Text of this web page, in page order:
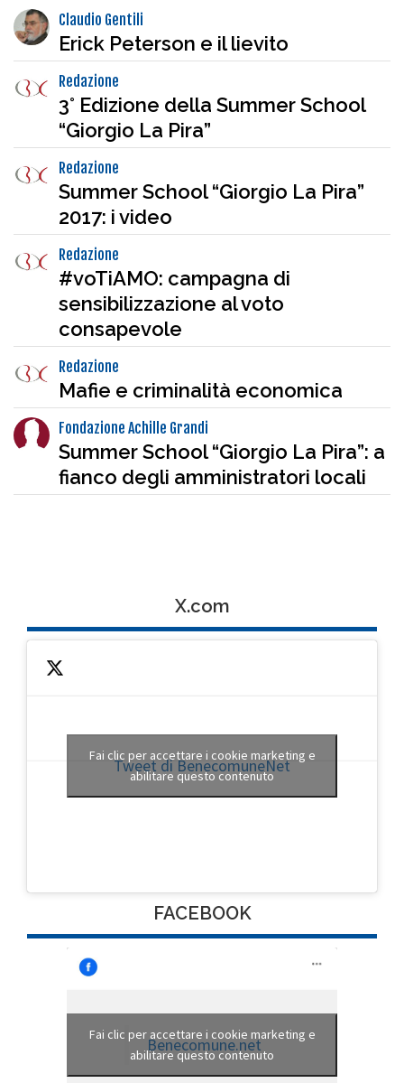
Claudio Gentili
Erick Peterson e il lievito
Redazione
3° Edizione della Summer School
“Giorgio La Pira”
Redazione
Summer School “Giorgio La Pira”
2017: i video
Redazione
#voTiAMO: campagna di
sensibilizzazione al voto
consapevole
Redazione
Mafie e criminalità economica
Fondazione Achille Grandi
Summer School “Giorgio La Pira”: a
fianco degli amministratori locali
X.com
Tweet di BenecomuneNet
Fai clic per accettare i cookie marketing e
abilitare questo contenuto
FACEBOOK
Benecomune.net
Fai clic per accettare i cookie marketing e
abilitare questo contenuto